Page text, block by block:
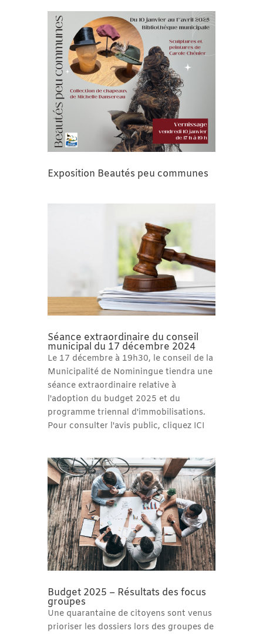
Exposition Beautés peu communes
Séance extraordinaire du conseil
municipal du 17 décembre 2024
Le 17 décembre à 19h30, le conseil de la
Municipalité de Nominingue tiendra une
séance extraordinaire relative à
l'adoption du budget 2025 et du
programme triennal d'immobilisations.
Pour consulter l'avis public, cliquez ICI
Budget 2025 – Résultats des focus
groupes
Une quarantaine de citoyens sont venus
prioriser les dossiers lors des groupes de